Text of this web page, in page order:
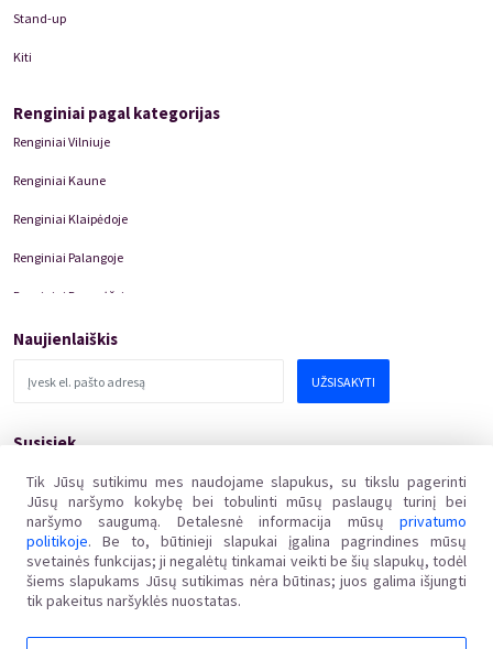
Tik Jūsų sutikimu mes naudojame slapukus, su tikslu pagerinti
Jūsų naršymo kokybę bei tobulinti mūsų paslaugų turinį bei
naršymo saugumą. Detalesnė informacija mūsų privatumo
politikoje. Be to, būtinieji slapukai įgalina pagrindines mūsų
svetainės funkcijas; ji negalėtų tinkamai veikti be šių slapukų, todėl
šiems slapukams Jūsų sutikimas nėra būtinas; juos galima išjungti
tik pakeitus naršyklės nuostatas.
Stand-up
Kiti
Renginiai pagal kategorijas
Renginiai Vilniuje
Renginiai Kaune
Renginiai Klaipėdoje
Renginiai Palangoje
Renginiai Panevėžyje
Domino Teatro Spektakliai
Naujienlaiškis
UŽSISAKYTI
Susisiek
Adresas:Žalgirio g.135, LT-08217 Vilnius
Įmonės kodas:304769369
PVM mokėtojo kodas :LT100011648218